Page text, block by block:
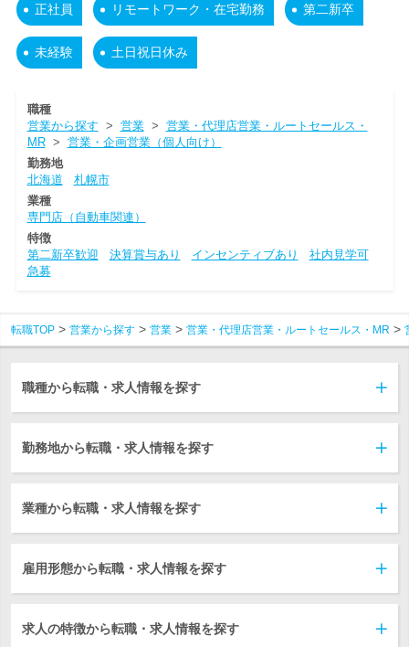
正社員 リモートワーク・在宅勤務 第二新卒
未経験 土日祝日休み
職種
営業から探す > 営業> 営業・代理店営業・ルートセールス・
MR> 営業・企画営業（個人向け）
勤務地
北海道
札幌市
業種
専門店（自動車関連）
特徴
第二新卒歓迎
決算賞与あり インセンティブあり
社内見学可
急募
転職TOP 営業から探す 営業 営業・代理店営業・ルートセールス・MR
職種から転職・求人情報を探す
勤務地から転職・求人情報を探す
業種から転職・求人情報を探す
雇用形態から転職・求人情報を探す
求人の特徴から転職・求人情報を探す